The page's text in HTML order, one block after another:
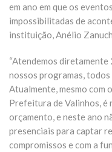
em ano em que os
impossibilitadas de
instituição, Anélio
“Atendemos diretamente
nossos programas, todos
Atualmente, mesmo com
Prefeitura de Valinhos, é
orçamento, e neste ano
presenciais para captar
compromissos e com a